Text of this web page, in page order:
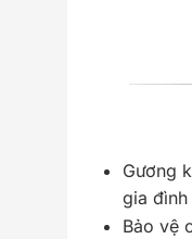
Gương
gia
Bảo vệ